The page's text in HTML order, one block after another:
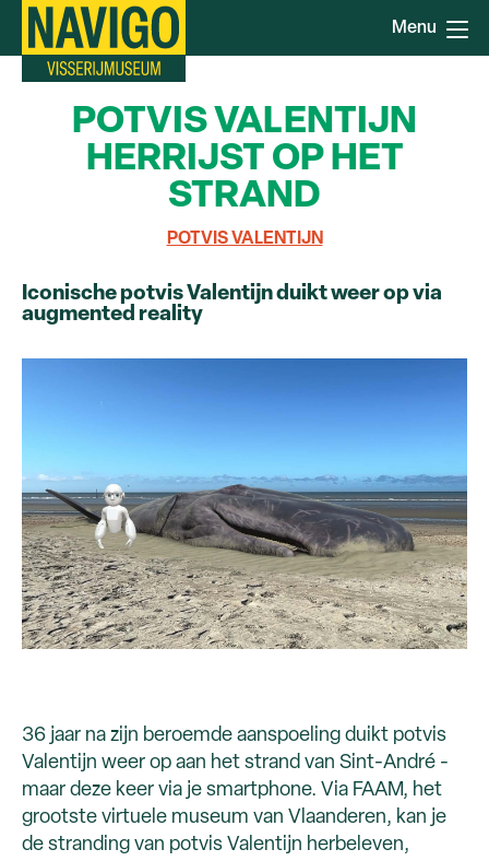
Overslaan
Menu
POTVIS VALENTIJN
HERRIJST OP HET
STRAND
POTVIS VALENTIJN
Iconische potvis Valentijn duikt weer op via
augmented reality
36 jaar na zijn beroemde aanspoeling duikt potvis
Valentijn weer op aan het strand van Sint-André -
maar deze keer via je smartphone. Via FAAM, het
grootste virtuele museum van Vlaanderen, kan je
de stranding van potvis Valentijn herbeleven,